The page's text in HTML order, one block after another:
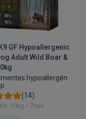
GF Hypoallergenic
Adult Wild Boar &
hypoallergén
(14)
10kg / Zsák